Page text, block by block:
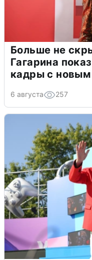
Больше не
Гагарина
кадры с
6 августа 257